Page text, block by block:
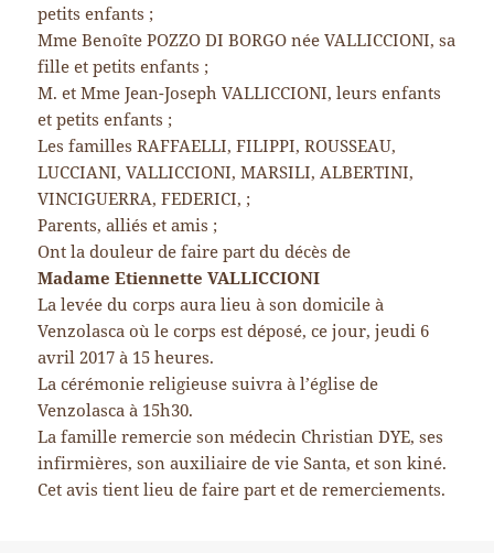
petits enfants ;
Mme Benoîte POZZO DI BORGO née VALLICCIONI, sa
fille et petits enfants ;
M. et Mme Jean-Joseph VALLICCIONI, leurs enfants
et petits enfants ;
Les familles RAFFAELLI, FILIPPI, ROUSSEAU,
LUCCIANI, VALLICCIONI, MARSILI, ALBERTINI,
VINCIGUERRA, FEDERICI, ;
Parents, alliés et amis ;
Ont la douleur de faire part du décès de
Madame Etiennette VALLICCIONI
La levée du corps aura lieu à son domicile à
Venzolasca où le corps est déposé, ce jour, jeudi 6
avril 2017 à 15 heures.
La cérémonie religieuse suivra à l’église de
Venzolasca à 15h30.
La famille remercie son médecin Christian DYE, ses
infirmières, son auxiliaire de vie Santa, et son kiné.
Cet avis tient lieu de faire part et de remerciements.